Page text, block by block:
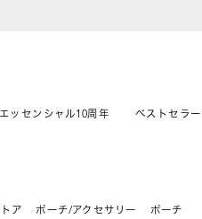
エッセンシャル10周年 ベストセラー
ア ポーチ/アクセサリー ポーチ